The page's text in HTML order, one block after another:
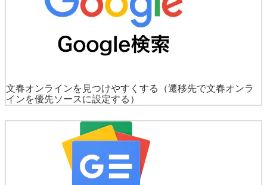
文春オンラインを見つけやすくする
（遷移先で文春オンラ
インを優先ソースに設定する）